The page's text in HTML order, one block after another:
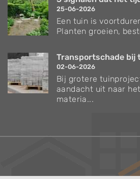
25-06-2026
Een tuin is
Planten groeien,
Transportschade bij
02-06-2026
Bij grotere
aandacht uit naar
materia...